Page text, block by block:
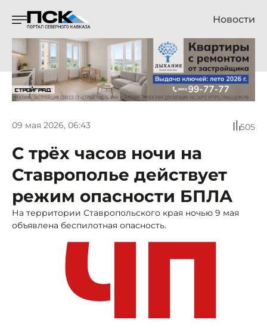
Новости
09 мая 2026, 06:43 505
С трёх часов ночи на
Ставрополье действует
режим опасности БПЛА
На территории Ставропольского края ночью 9 мая
объявлена беспилотная опасность.